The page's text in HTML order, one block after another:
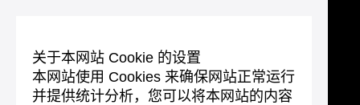
关于本网站 Cookie 的设置
本网站使用 Cookies 来确保网站正常运行
并提供统计分析，您可以将本网站的内容